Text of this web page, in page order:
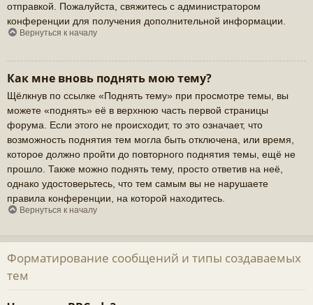
отправкой. Пожалуйста, свяжитесь с администратором
конференции для получения дополнительной информации.
Вернуться к началу
Как мне вновь поднять мою тему?
Щёлкнув по ссылке «Поднять тему» при просмотре темы, вы
можете «поднять» её в верхнюю часть первой страницы
форума. Если этого не происходит, то это означает, что
возможность поднятия тем могла быть отключена, или время,
которое должно пройти до повторного поднятия темы, ещё не
прошло. Также можно поднять тему, просто ответив на неё,
однако удостоверьтесь, что тем самым вы не нарушаете
правила конференции, на которой находитесь.
Вернуться к началу
Форматирование сообщений и типы создаваемых
тем